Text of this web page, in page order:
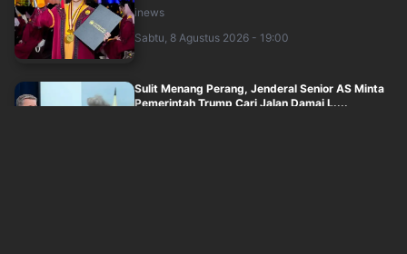
inews
Sabtu, 8 Agustus 2026 - 19:00
Sulit Menang Perang, Jenderal Senior AS Minta
Pemerintah Trump Cari Jalan Damai L....